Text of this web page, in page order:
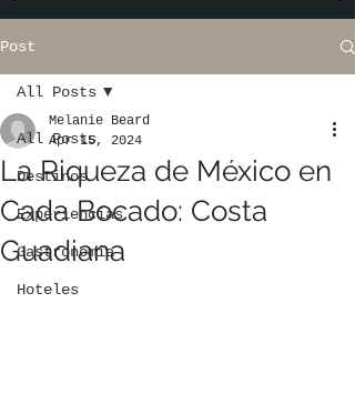
Post
All Posts
Destinos
Experiencias
Gastronomia
Hoteles
All Posts
La Riqueza de México en
Cada Bocado: Costa
Guadiana
Melanie Beard
Apr 15, 2024